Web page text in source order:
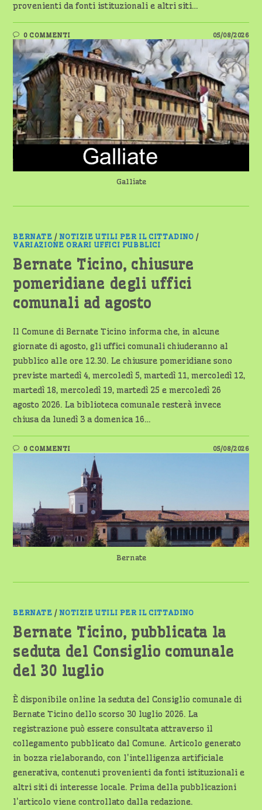
provenienti da fonti istituzionali e altri siti…
0 COMMENTI 05/08/2026
Galliate
BERNATE /NOTIZIE UTILI PER IL CITTADINO /
VARIAZIONE ORARI UFFICI PUBBLICI
Bernate Ticino, chiusure
pomeridiane degli uffici
comunali ad agosto
Il Comune di Bernate Ticino informa che, in alcune
giornate di agosto, gli uffici comunali chiuderanno al
pubblico alle ore 12.30. Le chiusure pomeridiane sono
previste martedì 4, mercoledì 5, martedì 11, mercoledì 12,
martedì 18, mercoledì 19, martedì 25 e mercoledì 26
agosto 2026. La biblioteca comunale resterà invece
chiusa da lunedì 3 a domenica 16…
0 COMMENTI 05/08/2026
Bernate
BERNATE /NOTIZIE UTILI PER IL CITTADINO
Bernate Ticino, pubblicata la
seduta del Consiglio comunale
del 30 luglio
È disponibile online la seduta del Consiglio comunale di
Bernate Ticino dello scorso 30 luglio 2026. La
registrazione può essere consultata attraverso il
collegamento pubblicato dal Comune. Articolo generato
in bozza rielaborando, con l'intelligenza artificiale
generativa, contenuti provenienti da fonti istituzionali e
altri siti di interesse locale. Prima della pubblicazioni
l'articolo viene controllato dalla redazione.